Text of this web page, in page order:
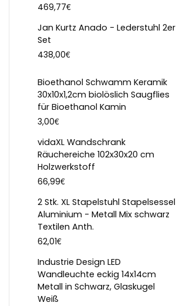
469,77€
Jan Kurtz Anado - Lederstuhl 2er
Set
438,00€
Bioethanol Schwamm Keramik
30x10x1,2cm biolöslich Saugflies
für Bioethanol Kamin
3,00€
vidaXL Wandschrank
Räuchereiche 102x30x20 cm
Holzwerkstoff
66,99€
2 Stk. XL Stapelstuhl Stapelsessel
Aluminium - Metall Mix schwarz
Textilen Anth.
62,01€
Industrie Design LED
Wandleuchte eckig 14x14cm
Metall in Schwarz, Glaskugel
Weiß